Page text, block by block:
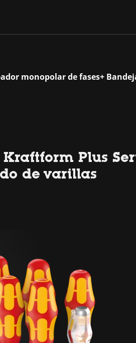
monopolar de fases+
Plus
de varillas